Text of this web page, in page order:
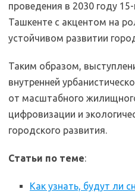
проведения в 2030 году
Ташкенте с акцентом на
устойчивом развитии
Таким образом,
внутренней
от масштабного
цифровизации и
городского развития.
Статьи по теме:
Как узнать, будут ли